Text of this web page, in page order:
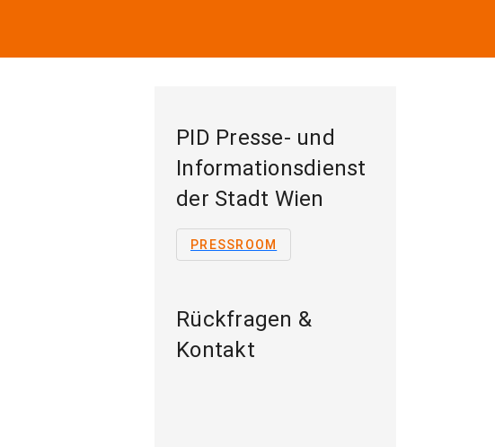
PID Presse- und
Informationsdienst
der Stadt Wien
PRESSROOM
Rückfragen &
Kontakt